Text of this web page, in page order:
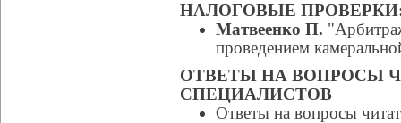
НАЛОГОВЫЕ
Матвеенко П.
проведением
ОТВЕТЫ НА ВОПРОСЫ
СПЕЦИАЛИСТОВ
Ответы на вопросы